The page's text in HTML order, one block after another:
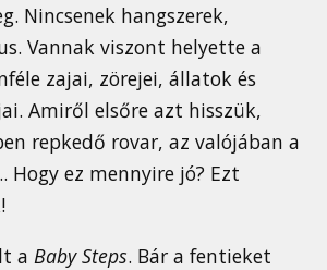
Nincsenek hangszerek,
Vannak viszont helyette a
zajai, zörejei, állatok és
Amiről elsőre azt hisszük,
repkedő rovar, az valójában a
Hogy ez mennyire jó? Ezt
a Baby Steps. Bár a fentieket